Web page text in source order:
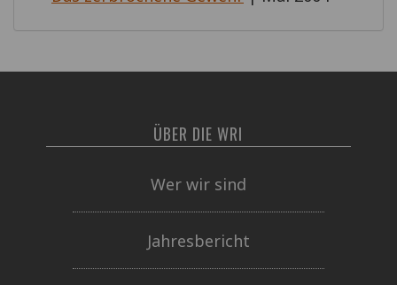
ÜBER DIE WRI
Wer wir sind
Jahresbericht